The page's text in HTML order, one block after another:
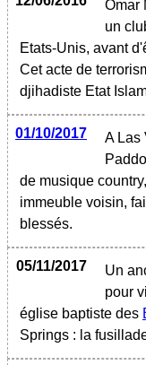
Omar
un
Etats-Unis, avant
Cet acte de
djihadiste Etat
01/10/2017
A Las
de musique
immeuble voisin,
blessés.
05/11/2017
Un
pour
église baptiste des
Springs : la